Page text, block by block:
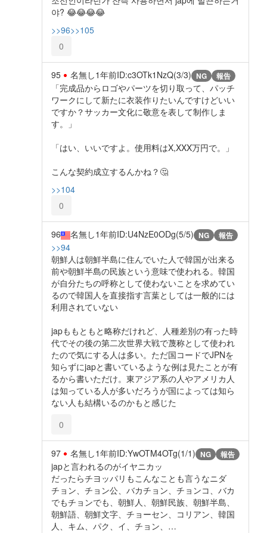
야? 😂😂😂😂
>>96>>105
0
95 名無し1年前ID:c3OTk1NzQ(3/3) NG 報告
「完成品からロゴやパーツを切り取って、パッチ
ワークにして新たに衣装作りたいんですけどいい
ですか？サッカー文化に敬意を表して制作しま
す。」
「はい、いいですよ。使用料はX,XXX万円で。」
こんな契約成立するんかね？🤔
>>104
0
96 名無し1年前ID:U4NzE0ODg(5/5) NG 報告
>>94
朝鮮人は朝鮮半島に住んでいた人で韓国が出来る
前や朝鮮半島の民族という意味で使われる。韓国
が自分たちの呼称として使わないことを求めてい
るので韓国人を直接指す言葉としては一般的には
利用されていない
japももともと略称だけれど、人種差別の有った時
代でその後の第二次世界大戦で蔑称として使われ
たので気にする人は多い。ただ国コードでJPNを
知らずにjapと書いているような例は見たことが有
るから書いただけ。東アジア系の人やアメリカ人
は知っている人が多いだろうが国によっては知ら
ない人も結構いるのかもと感じた
0
97 名無し1年前ID:YwOTM4OTg(1/1) NG 報告
japと言われるのがイヤニカッ
だったらチヨッパリもこんなことも言うなニダ
チョン、チョン公、バカチョン、チョンコ、バカ
でもチョンでも、朝鮮人、朝鮮民族、朝鮮半島、
朝鮮語、朝鮮文字、チョーセン、コリアン、韓国
人、キム、パク、イ、チョン、…